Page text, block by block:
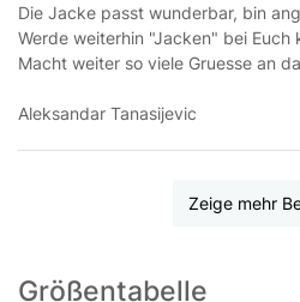
Die Jacke passt wunderbar, bin
Werde weiterhin "Jacken" bei Euch
Macht weiter so viele Gruesse an
Aleksandar Tanasijevic
Zeige mehr
Größentabelle